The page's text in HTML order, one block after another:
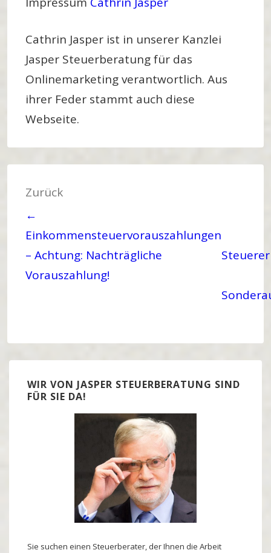
Cathrin Jasper ist in unserer Kanzlei
Jasper Steuerberatung für das
Onlinemarketing verantwortlich. Aus
ihrer Feder stammt auch diese
Webseite.
Beitragsnavigation
Zurück
←
Einkommensteuervorauszahlungen
– Achtung: Nachträgliche
Vorauszahlung!
WIR VON JASPER STEUERBERATUNG SIND
FÜR SIE DA!
Sie suchen einen Steuerberater, der Ihnen die Arbeit